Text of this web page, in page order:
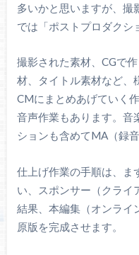
多いかと思いますが、撮
では「ポストプロダクシ
撮影された素材、CGで
材、タイトル素材など、
CMにまとめあげていく
音声作業もあります。音
ションも含めてMA（録
仕上げ作業の手順は、ま
い、スポンサー（クライ
結果、本編集（オンライ
原版を完成させます。